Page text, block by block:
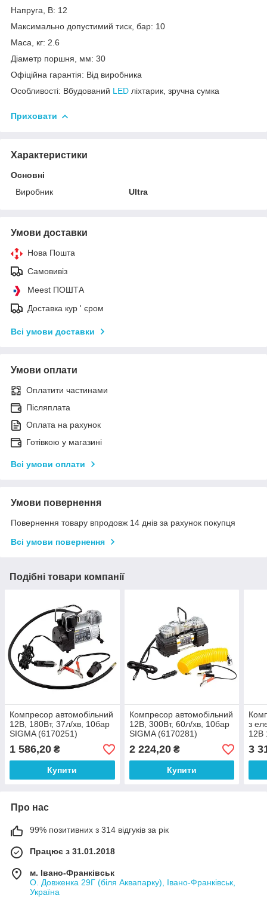
Напруга, В: 12
Максимально допустимий тиск, бар: 10
Маса, кг: 2.6
Діаметр поршня, мм: 30
Офіційна гарантія: Від виробника
Особливості: Вбудований LED ліхтарик, зручна сумка
Приховати
Характеристики
Основні
Виробник
Ultra
Умови доставки
Нова Пошта
Самовивіз
Meest ПОШТА
Доставка кур ' єром
Всі умови доставки
Умови оплати
Оплатити частинами
Післяплата
Оплата на рахунок
Готівкою у магазині
Всі умови оплати
Умови повернення
Повернення товару впродовж 14 днів за рахунок покупця
Всі умови повернення
Подібні товари компанії
Компресор автомобільний
12В, 180Вт, 37л/хв, 10бар
SIGMA (6170251)
1 586,20 ₴
Купити
Компресор автомобільний
12В, 300Вт, 60л/хв, 10бар
SIGMA (6170281)
2 224,20₴
Купити
з
12В
3
Про нас
99% позитивних з 314 відгуків за рік
Працює з 31.01.2018
м. Івано-Франківськ
О. Довженка 29Г (біля Аквапарку), Івано-Франківськ,
Україна